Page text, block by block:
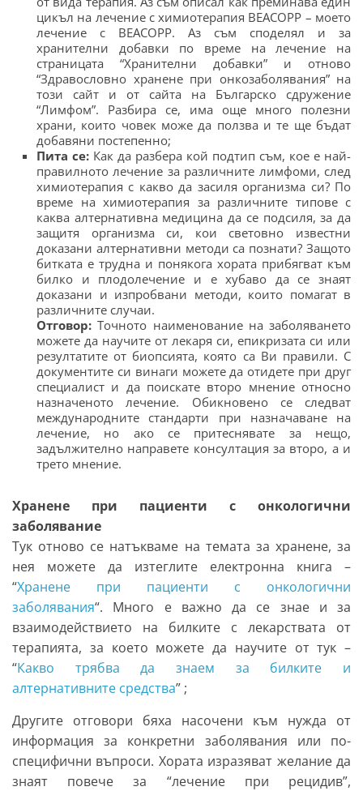
цикъл на лечение с химиотерапия BEACOPP – моето
лечение с BEACOPP. Аз съм споделял и за
хранителни добавки по време на лечение на
страницата “Хранителни добавки” и отново
“Здравословно хранене при онкозаболявания” на
този сайт и от сайта на Българско сдружение
“Лимфом”. Разбира се, има още много полезни
храни, които човек може да ползва и те ще бъдат
добавяни постепенно;
Пита се: Как да разбера кой подтип съм, кое е най-
правилното лечение за различните лимфоми, след
химиотерапия с какво да засиля организма си? По
време на химиотерапия за различните типове с
каква алтернативна медицина да се подсиля, за да
защитя организма си, кои световно известни
доказани алтернативни методи са познати? Защото
битката е трудна и понякога хората прибягват към
билко и плодолечение и е хубаво да се знаят
доказани и изпробвани методи, които помагат в
различните случаи.
Отговор: Точното наименование на заболяването
можете да научите от лекаря си, епикризата си или
резултатите от биопсията, която са Ви правили. С
документите си винаги можете да отидете при друг
специалист и да поискате второ мнение относно
назначеното лечение. Обикновено се следват
международните стандарти при назначаване на
лечение, но ако се притеснявате за нещо,
задължително направете консултация за второ, а и
трето мнение.
Хранене при пациенти с онкологични
заболявание
Тук отново се натъкваме на темата за хранене, за
нея можете да изтеглите електронна книга –
“Хранене при пациенти с онкологични
заболявания“. Много е важно да се знае и за
взаимодействието на билките с лекарствата от
терапията, за което можете да научите от тук –
“Какво трябва да знаем за билките и
алтернативните средства” ;
Другите отговори бяха насочени към нужда от
информация за конкретни заболявания или по-
специфични въпроси. Хората изразяват желание да
знаят повече за “лечение при рецидив”,